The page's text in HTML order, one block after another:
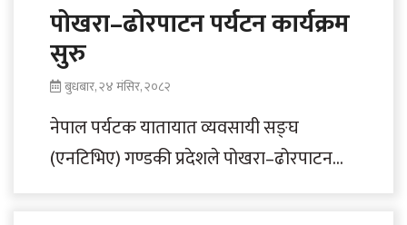
पोखरा–ढोरपाटन पर्यटन कार्यक्रम
सुरु
बुधबार, २४ मंसिर, २०८२
नेपाल पर्यटक यातायात व्यवसायी सङ्घ
(एनटिभिए) गण्डकी प्रदेशले पोखरा–ढोरपाटन